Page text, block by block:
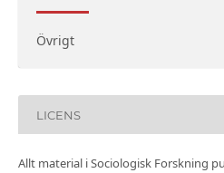
Övrigt
LICENS
Allt material i Sociologisk Forskning